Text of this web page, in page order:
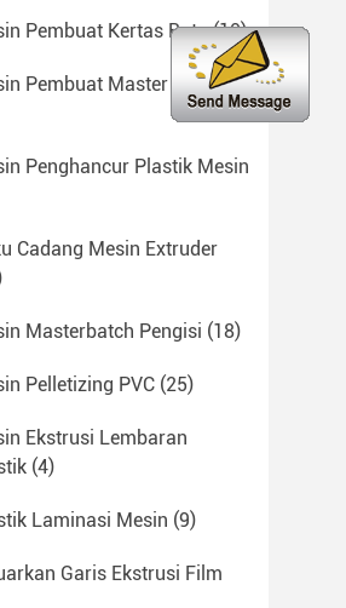
Pembuat Kertas Batu(10)
Pembuat Master Batch
Penghancur Plastik Mesin
Cadang Mesin Extruder
Masterbatch Pengisi (18)
Pelletizing PVC (25)
Ekstrusi Lembaran
(4)
Laminasi Mesin (9)
Garis Ekstrusi Film